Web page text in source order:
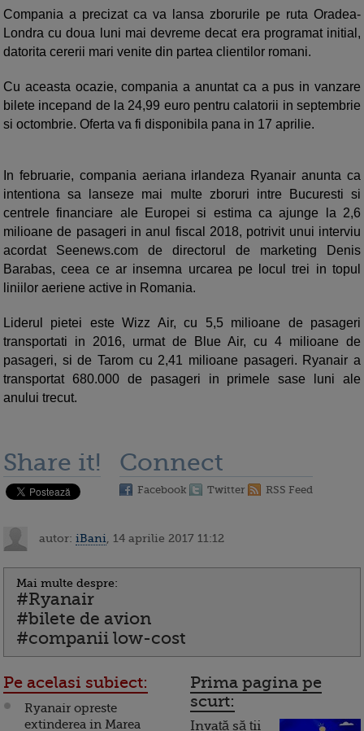
Compania a precizat ca va lansa zborurile pe ruta Oradea-
Londra cu doua luni mai devreme decat era programat initial,
datorita cererii mari venite din partea clientilor romani.
Cu aceasta ocazie, compania a anuntat ca a pus in vanzare
bilete incepand de la 24,99 euro pentru calatorii in septembrie
si octombrie. Oferta va fi disponibila pana in 17 aprilie.
In februarie, compania aeriana irlandeza Ryanair anunta ca
intentiona sa lanseze mai multe zboruri intre Bucuresti si
centrele financiare ale Europei si estima ca ajunge la 2,6
milioane de pasageri in anul fiscal 2018, potrivit unui interviu
acordat Seenews.com de directorul de marketing Denis
Barabas, ceea ce ar insemna urcarea pe locul trei in topul
liniilor aeriene active in Romania.
Liderul pietei este Wizz Air, cu 5,5 milioane de pasageri
transportati in 2016, urmat de Blue Air, cu 4 milioane de
pasageri, si de Tarom cu 2,41 milioane pasageri. Ryanair a
transportat 680.000 de pasageri in primele sase luni ale
anului trecut.
Share it! Connect
Facebook Twitter RSS Feed
autor: iBani , 14 aprilie 2017 11:12
Mai multe despre:
#Ryanair
#bilete de avion
#companii low-cost
Pe acelasi subiect:
Ryanair opreste
extinderea in Marea
Prima pagina pe
scurt:
Invață să ții